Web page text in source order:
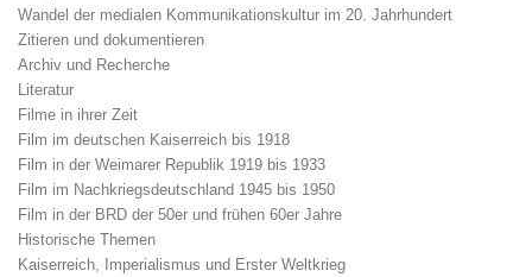
Wandel der medialen Kommunikationskultur im 20. Jahrhundert
Zitieren und dokumentieren
Archiv und Recherche
Literatur
Filme in ihrer Zeit
Film im deutschen Kaiserreich bis 1918
Film in der Weimarer Republik 1919 bis 1933
Film im Nachkriegsdeutschland 1945 bis 1950
Film in der BRD der 50er und frühen 60er Jahre
Historische Themen
Kaiserreich, Imperialismus und Erster Weltkrieg